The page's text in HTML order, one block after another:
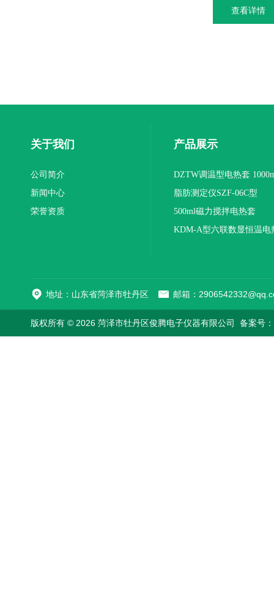
查看详情
关于我们
公司简介
新闻中心
荣誉资质
产品展示
DZTW调温型电热套
联
脂肪测定仪SZF-06C型
500ml磁力搅拌电热套
KDM-A型六联数显恒温电
地址：山东省菏泽市牡丹区 邮箱：
版权所有 © 2026 菏泽市牡丹区俊腾电子仪器有限公司 备案号